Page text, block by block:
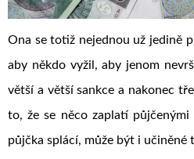
Ona se totiž nejednou už jedině
aby někdo vyžil, aby jenom
větší a větší sankce a nakonec
to, že se něco zaplatí půjčenými
půjčka splácí, může být i učiněné